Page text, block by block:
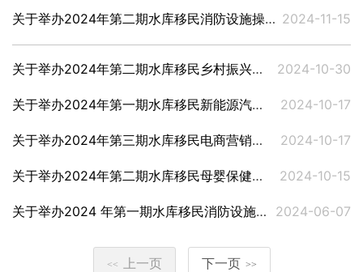
关于举办2024年第二期水库移民消防设施操作员培训班的通知 2024-11-15
关于举办2024年第二期水库移民乡村振兴建设致富带头人培训班的通知 2024-10-30
关于举办2024年第一期水库移民新能源汽车检修和汽车美容培训班的通知 2024-10-17
关于举办2024年第三期水库移民电商营销（直播销售）培训班的通知 2024-10-17
关于举办2024年第二期水库移民母婴保健护理员培训班的通知 2024-10-15
关于举办2024 年第一期水库移民消防设施操作员培训班的通知 2024-06-07
<< 上一页 下一页 >>